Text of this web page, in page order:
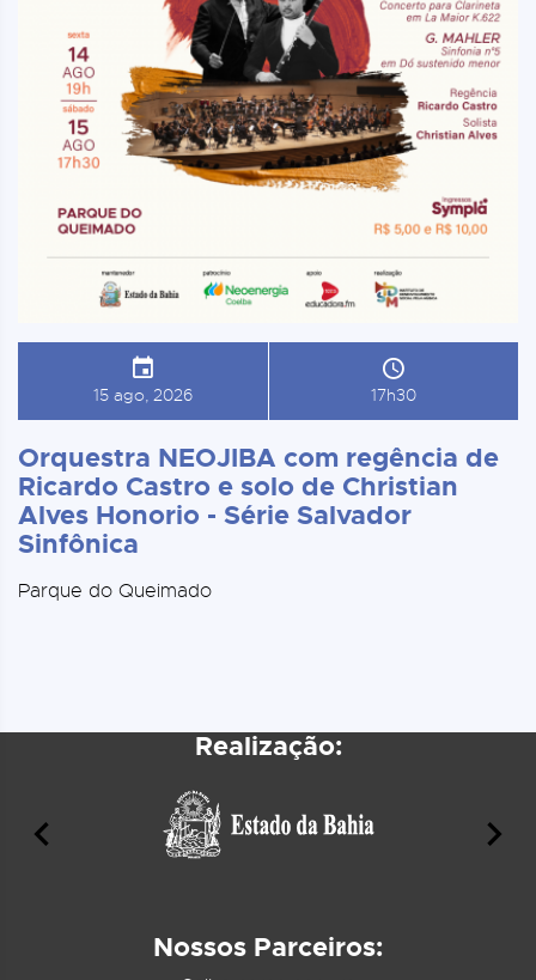
15 ago, 2026 17h30
Orquestra NEOJIBA com regência de
Ricardo Castro e solo de Christian
Alves Honorio - Série Salvador
Sinfônica
Parque do Queimado
Realização:
Nossos Parceiros: